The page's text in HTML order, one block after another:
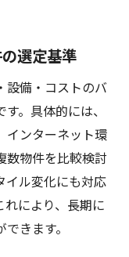
選定基準
設備・コストのバ
。具体的には、
インターネット環
数物件を比較検討
イル変化にも対応
により、長期に
きます。